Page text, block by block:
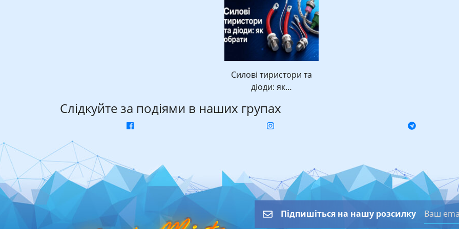
Силові тиристори та
діоди: як…
Слідкуйте за подіями в наших групах
Підпишіться на нашу розсилку